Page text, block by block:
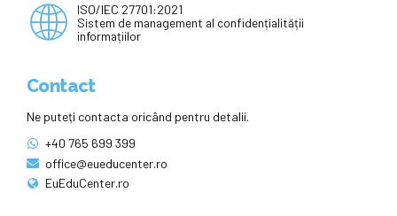
ISO/IEC 27701:2021
Sistem de management al confidențialității
informațiilor
Contact
Ne puteți contacta oricând pentru detalii.
+40 765 699 399
office@eueducenter.ro
EuEduCenter.ro